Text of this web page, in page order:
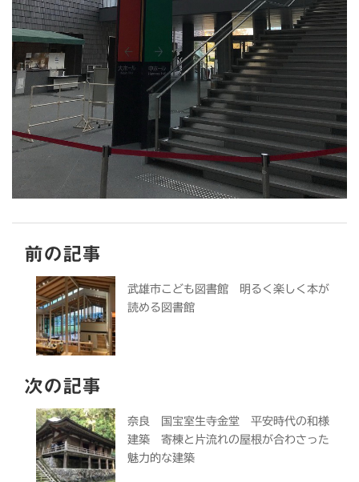
前の記事
武雄市こども図書館 明るく楽しく本が
読める図書館
次の記事
奈良 国宝室生寺金堂 平安時代の和様
建築 寄棟と片流れの屋根が合わさった
魅力的な建築